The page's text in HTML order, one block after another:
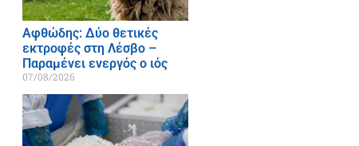
Αφθώδης: Δύο θετικές
εκτροφές στη Λέσβο –
Παραμένει ενεργός ο ιός
07/08/2026